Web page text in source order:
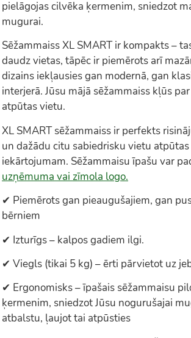
pielāgojas cilvēka ķermenim, sniedzot
mugurai.
Sēžammaiss XL SMART ir kompakts –
daudz vietas, tāpēc ir piemērots arī
dizains iekļausies gan modernā, gan
interjerā. Jūsu mājā sēžammaiss kļūs
atpūtas vietu.
XL SMART sēžammaiss ir perfekts
un dažādu citu sabiedrisku vietu atpūtas
iekārtojumam. Sēžammaisu īpašu var
uzņēmuma vai zīmola logo.
✔ Piemērots gan pieaugušajiem, gan
bērniem
✔ Izturīgs – kalpos gadiem ilgi.
✔ Viegls (tikai 5 kg) – ērti pārvietot uz
✔ Ergonomisks – īpašais sēžammaisu
ķermenim, sniedzot Jūsu nogurušajai
atbalstu, ļaujot tai atpūsties